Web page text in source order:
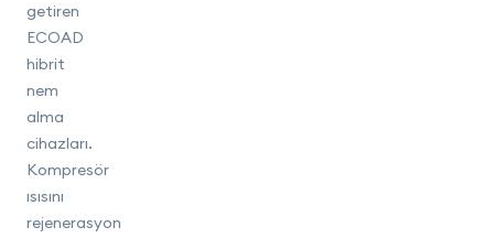
getiren
ECOAD
hibrit
nem
alma
cihazları.
Kompresör
ısısını
rejenerasyon